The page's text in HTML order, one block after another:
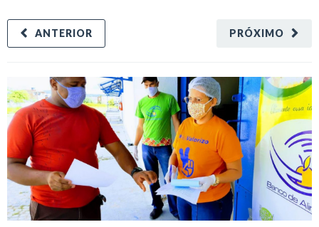
PRÓXIMO
ANTERIOR